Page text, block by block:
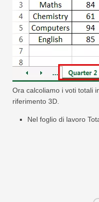
Ora calcoliamo i voti totali
riferimento 3D.
Nel foglio di lavoro